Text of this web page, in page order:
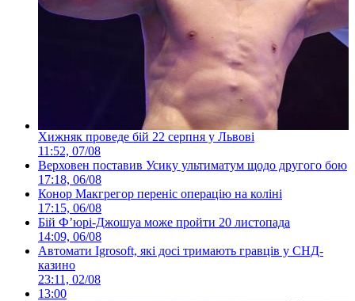
Хижняк проведе бій 22 серпня у Львові
11:52, 07/08
Верховен поставив Усику ультиматум щодо другого бою
17:18, 06/08
Конор Макгрегор переніс операцію на коліні
17:15, 06/08
Бій Ф’юрі-Джошуа може пройти 20 листопада
14:09, 06/08
Автомати Igrosoft, які досі тримають гравців у СНД-
казино
23:11, 02/08
13:00